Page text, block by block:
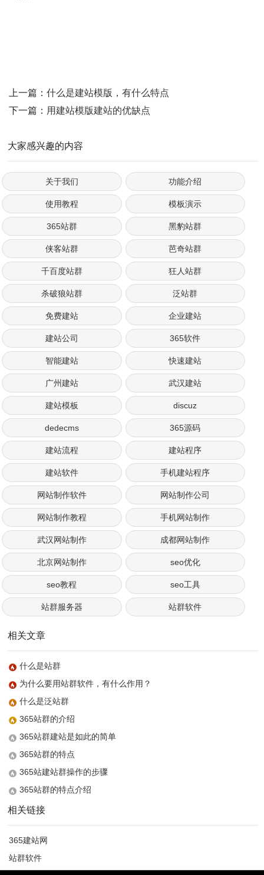
上一篇： 什么是建站模版，有什么特点
下一篇： 用建站模版建站的优缺点
大家感兴趣的内容
关于我们 功能介绍
使用教程 模板演示
365站群 黑豹站群
侠客站群 芭奇站群
千百度站群 狂人站群
杀破狼站群 泛站群
免费建站 企业建站
建站公司 365软件
智能建站 快速建站
广州建站 武汉建站
建站模板 discuz
dedecms 365源码
建站流程 建站程序
建站软件 手机建站程序
网站制作软件 网站制作公司
网站制作教程 手机网站制作
武汉网站制作 成都网站制作
北京网站制作 seo优化
seo教程 seo工具
站群服务器 站群软件
相关文章
什么是站群
为什么要用站群软件，有什么作用？
什么是泛站群
365站群的介绍
365站群建站是如此的简单
365站群的特点
365站建站群操作的步骤
365站群的特点介绍
相关链接
365建站网
站群软件